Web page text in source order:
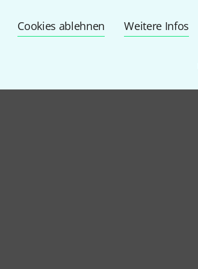
Cookies ablehnen Weitere Infos